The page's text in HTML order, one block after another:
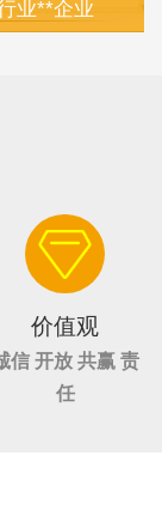
业**企业
价值观
信 开放 共赢 责
任